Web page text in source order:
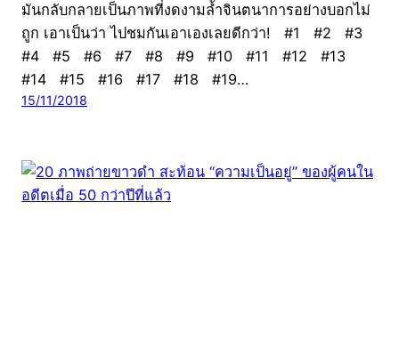
มันกลับกลายเป็นภาพที่งดงามล้ำจินตนาการอย่างบอกไม่
ถูก เอาเป็นว่า ไปชมกันเอาเองเลยดีกว่า! #1 #2 #3
#4 #5 #6 #7 #8 #9 #10 #11 #12 #13
#14 #15 #16 #17 #18 #19…
15/11/2018